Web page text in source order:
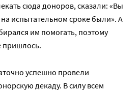
сюда доноров, сказали: «Вы
на испытательном сроке были». А
им помогать, поэтому
пришлось.
успешно провели
декаду. В силу всем